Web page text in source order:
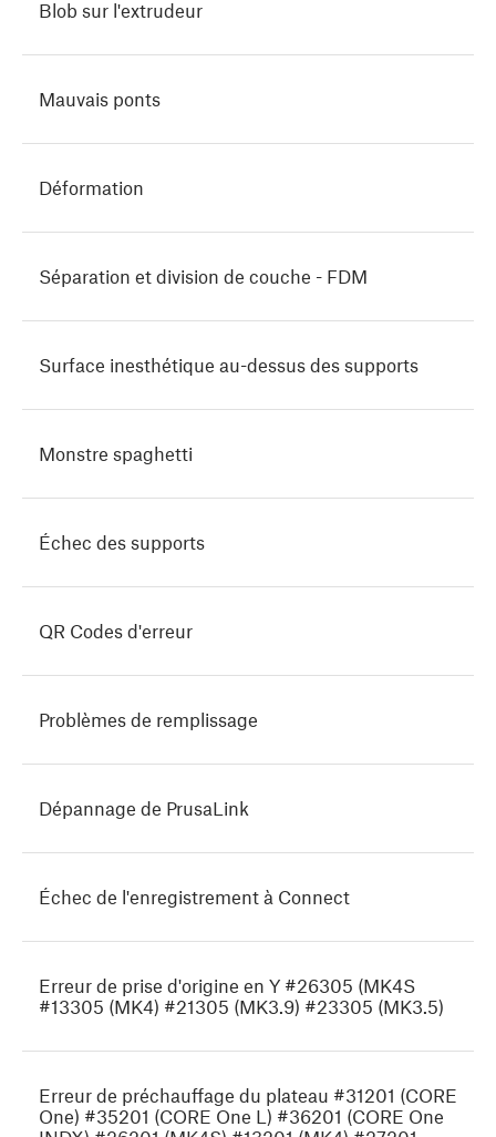
Blob sur l'extrudeur
Mauvais ponts
Déformation
Séparation et division de couche - FDM
Surface inesthétique au-dessus des supports
Monstre spaghetti
Échec des supports
QR Codes d'erreur
Problèmes de remplissage
Dépannage de PrusaLink
Échec de l'enregistrement à Connect
Erreur de prise d'origine en Y #26305 (MK4S
#13305 (MK4) #21305 (MK3.9) #23305 (MK3.5)
Erreur de préchauffage du plateau #31201 (CORE
One) #35201 (CORE One L) #36201 (CORE One